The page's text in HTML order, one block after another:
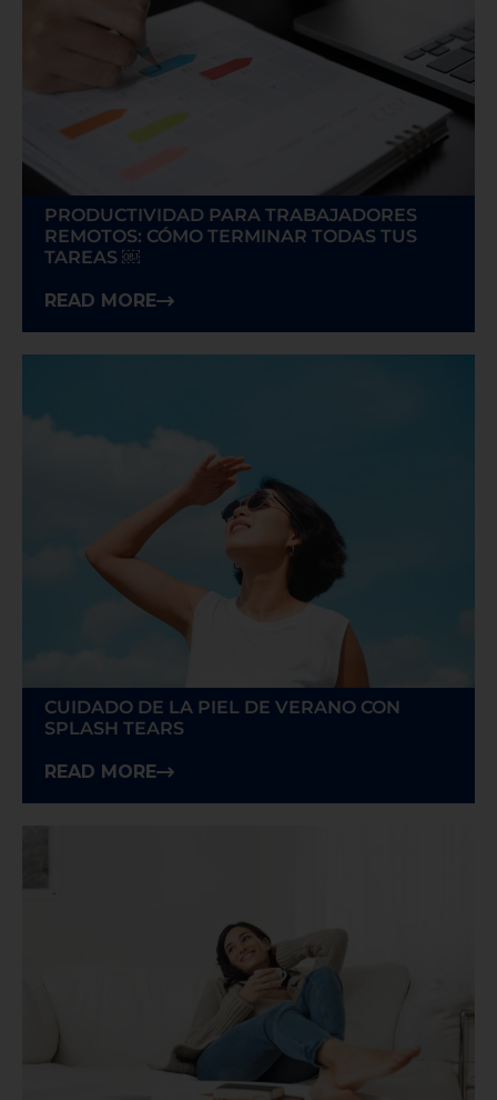
PRODUCTIVIDAD PARA TRABAJADORES
REMOTOS: CÓMO TERMINAR TODAS TUS
TAREAS ￼
READ MORE
CUIDADO DE LA PIEL DE VERANO CON
SPLASH TEARS
READ MORE